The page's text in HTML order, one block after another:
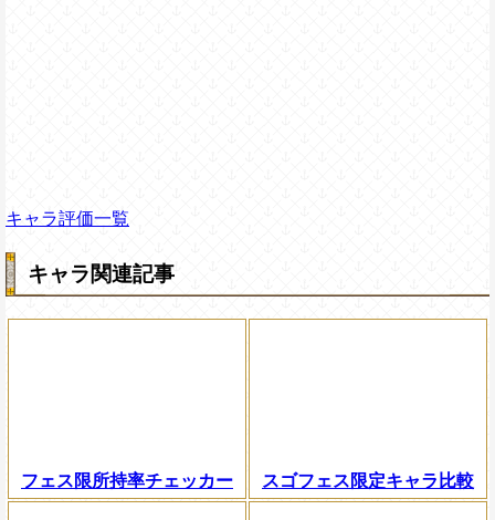
キャラ評価一覧
キャラ関連記事
フェス限所持率チェッカー スゴフェス限定キャラ比較